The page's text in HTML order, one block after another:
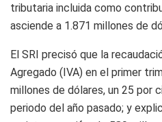
tributaria incluida como
asciende a 1.871 millones de
El SRI precisó que la
Agregado (IVA) en el primer
millones de dólares, un 25 por
periodo del año pasado; y